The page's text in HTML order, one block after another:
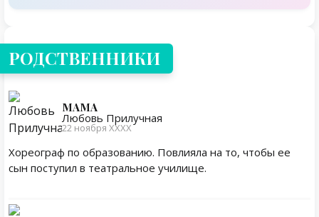
Родственники
РОДСТВЕННИКИ
МАМА
Любовь Прилучная
22 ноября XXXX
Хореограф по образованию. Повлияла на то, чтобы ее
сын поступил в театральное училище.